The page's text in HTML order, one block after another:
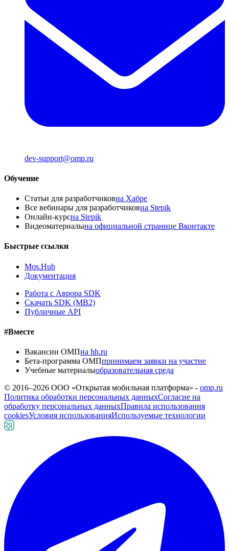
dev-support@omp.ru
Обучение
Статьи для разработчиковна Хабре
Все вебинары для разработчиковна Stepik
Онлайн-курсна Stepik
Видеоматериалына официальной странице Вконтакте
Быстрые ссылки
Mos.Hub
Документация
Работа с Аврора SDK
Скачать SDK (MB2)
Публичные API
#Вместе
Вакансии ОМПна hh.ru
Бета-программа ОМПпринимаем заявки на участие
Учебные материалыобразовательная среда
© 2016–2026 ООО «Открытая мобильная платформа» - omp.ru
Политика обработки персональных данныхСогласие на
обработку персональных данныхПравила использования
cookiesУсловия использованияИспользуемые технологии